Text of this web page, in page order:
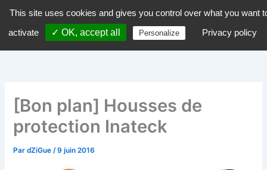
contenu
dZiGue
[Bon plan] Housses de
protection Inateck
PardZiGue/9 juin 2016
This site uses cookies and gives you control over what you want
activate
✓ OK, accept all Personalize Privacy policy